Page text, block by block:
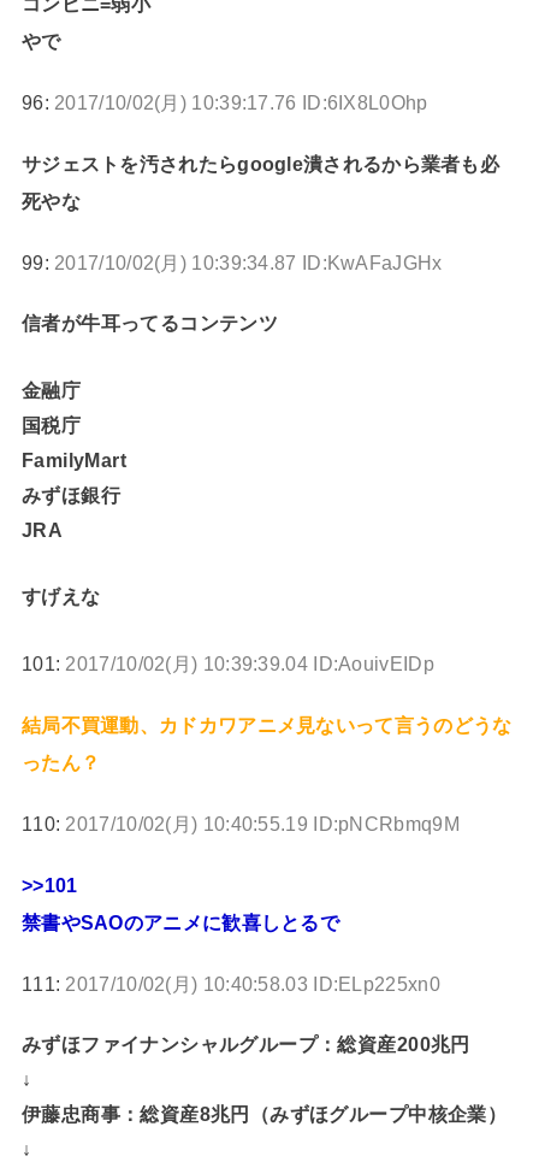
やで
96: 2017/10/02(月) 10:39:17.76 ID:6IX8L0Ohp
サジェストを汚されたらgoogle潰されるから業者も必
死やな
99: 2017/10/02(月) 10:39:34.87 ID:KwAFaJGHx
信者が牛耳ってるコンテンツ
金融庁
国税庁
FamilyMart
みずほ銀行
JRA
すげえな
101: 2017/10/02(月) 10:39:39.04 ID:AouivEIDp
結局不買運動、カドカワアニメ見ないって言うのどうな
ったん？
110: 2017/10/02(月) 10:40:55.19 ID:pNCRbmq9M
>>101
禁書やSAOのアニメに歓喜しとるで
111: 2017/10/02(月) 10:40:58.03 ID:ELp225xn0
みずほファイナンシャルグループ：総資産200兆円
↓
伊藤忠商事：総資産8兆円（みずほグループ中核企業）
↓